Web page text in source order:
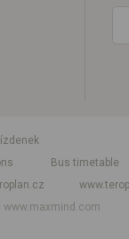
Bus timetable
www.maxmind.com